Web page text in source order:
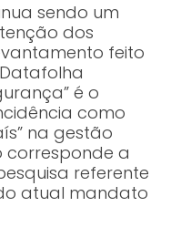
sendo um
dos
feito
é o
como
na gestão
corresponde a
referente
atual mandato